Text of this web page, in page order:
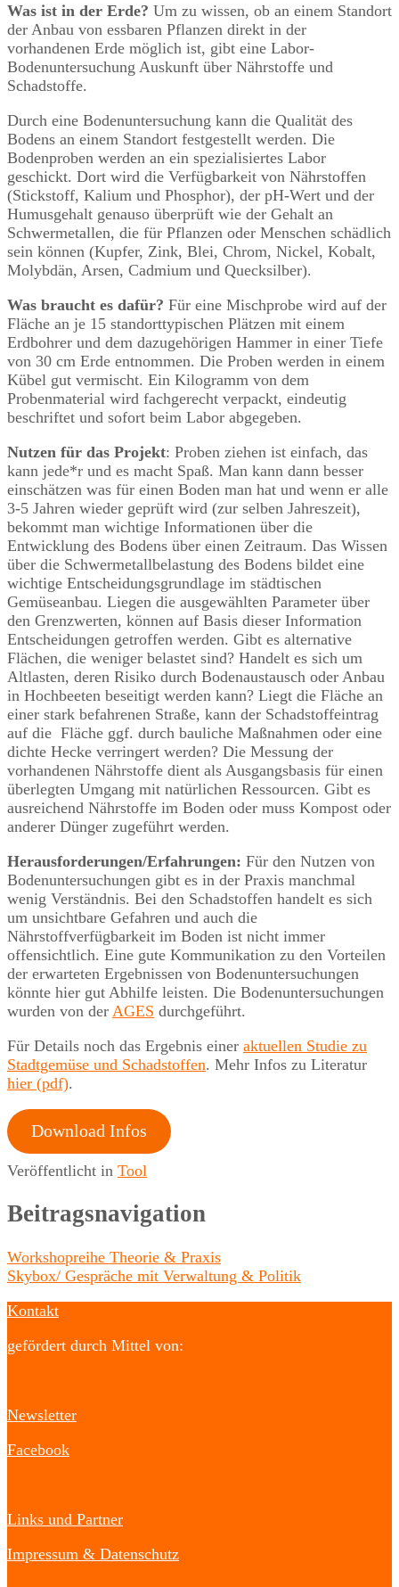
Was ist in der Erde? Um zu wissen, ob an einem Standort
der Anbau von essbaren Pflanzen direkt in der
vorhandenen Erde möglich ist, gibt eine Labor-
Bodenuntersuchung Auskunft über Nährstoffe und
Schadstoffe.
Durch eine Bodenuntersuchung kann die Qualität des
Bodens an einem Standort festgestellt werden. Die
Bodenproben werden an ein spezialisiertes Labor
geschickt. Dort wird die Verfügbarkeit von Nährstoffen
(Stickstoff, Kalium und Phosphor), der pH-Wert und der
Humusgehalt genauso überprüft wie der Gehalt an
Schwermetallen, die für Pflanzen oder Menschen schädlich
sein können (Kupfer, Zink, Blei, Chrom, Nickel, Kobalt,
Molybdän, Arsen, Cadmium und Quecksilber).
Was braucht es dafür? Für eine Mischprobe wird auf der
Fläche an je 15 standorttypischen Plätzen mit einem
Erdbohrer und dem dazugehörigen Hammer in einer Tiefe
von 30 cm Erde entnommen. Die Proben werden in einem
Kübel gut vermischt. Ein Kilogramm von dem
Probenmaterial wird fachgerecht verpackt, eindeutig
beschriftet und sofort beim Labor abgegeben.
Nutzen für das Projekt: Proben ziehen ist einfach, das
kann jede*r und es macht Spaß. Man kann dann besser
einschätzen was für einen Boden man hat und wenn er alle
3-5 Jahren wieder geprüft wird (zur selben Jahreszeit),
bekommt man wichtige Informationen über die
Entwicklung des Bodens über einen Zeitraum. Das Wissen
über die Schwermetallbelastung des Bodens bildet eine
wichtige Entscheidungsgrundlage im städtischen
Gemüseanbau. Liegen die ausgewählten Parameter über
den Grenzwerten, können auf Basis dieser Information
Entscheidungen getroffen werden. Gibt es alternative
Flächen, die weniger belastet sind? Handelt es sich um
Altlasten, deren Risiko durch Bodenaustausch oder Anbau
in Hochbeeten beseitigt werden kann? Liegt die Fläche an
einer stark befahrenen Straße, kann der Schadstoffeintrag
auf die Fläche ggf. durch bauliche Maßnahmen oder eine
dichte Hecke verringert werden? Die Messung der
vorhandenen Nährstoffe dient als Ausgangsbasis für einen
überlegten Umgang mit natürlichen Ressourcen. Gibt es
ausreichend Nährstoffe im Boden oder muss Kompost oder
anderer Dünger zugeführt werden.
Herausforderungen/Erfahrungen: Für den Nutzen von
Bodenuntersuchungen gibt es in der Praxis manchmal
wenig Verständnis. Bei den Schadstoffen handelt es sich
um unsichtbare Gefahren und auch die
Nährstoffverfügbarkeit im Boden ist nicht immer
offensichtlich. Eine gute Kommunikation zu den Vorteilen
der erwarteten Ergebnissen von Bodenuntersuchungen
könnte hier gut Abhilfe leisten. Die Bodenuntersuchungen
wurden von der AGES durchgeführt.
Für Details noch das Ergebnis einer aktuellen Studie zu
Stadtgemüse und Schadstoffen. Mehr Infos zu Literatur
hier (pdf).
Download Infos
Veröffentlicht in Tool
Beitragsnavigation
Workshopreihe Theorie & Praxis
Skybox/ Gespräche mit Verwaltung & Politik
Kontakt
gefördert durch Mittel von:
Newsletter
Facebook
Links und Partner
Impressum & Datenschutz